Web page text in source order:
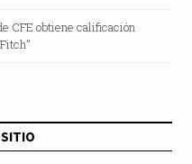
CFE obtiene calificación
SITIO